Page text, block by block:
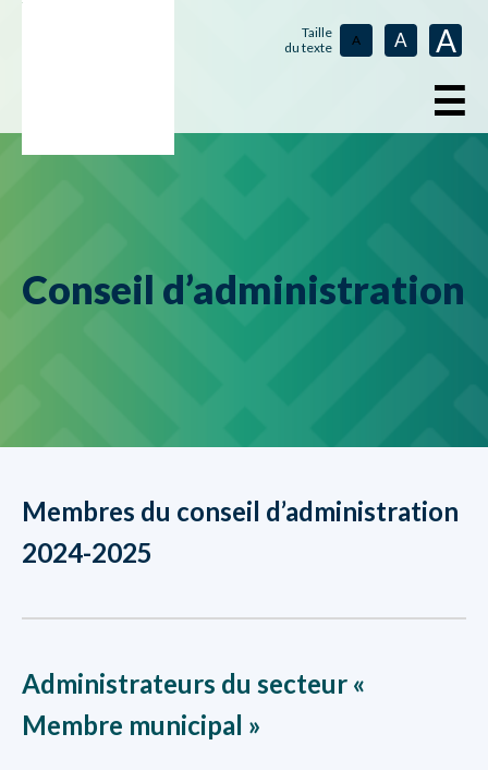
Taille
du texte
A A A
☰
Conseil d’administration
Membres du conseil d’administration
2024-2025
Administrateurs du secteur «
Membre municipal »